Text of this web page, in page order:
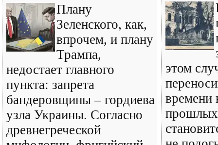
Плану
Зеленского, как,
впрочем, и плану
Трампа,
недостает главного
пункта: запрета
бандеровщины – гордиева
узла Украины. Согласно
древнегреческой
этом
времени